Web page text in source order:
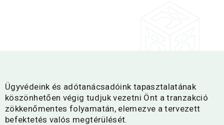
Ügyvédeink és adótanácsadóink tapasztalatának
köszönhetően végig tudjuk vezetni Önt a tranzakció
zökkenőmentes folyamatán, elemezve a tervezett
befektetés valós megtérülését.